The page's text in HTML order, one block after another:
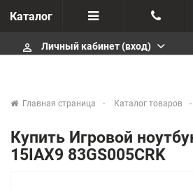
Каталог
Отзывы
Гарантия
+375447430404
infobelm.by@yandex.ru
perm_identity Личный кабинет (вход)
Главная страница Каталог товаров
Купить Игровой
15IAX9 83GS005CRK